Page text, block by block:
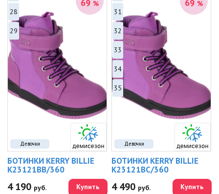
Девочки
69 %
28
29
БОТИНКИ KERRY BILLIE
K23121BB/360
4 190 руб. Купить
Девочки
69 %
31
32
33
34
35
БОТИНКИ KERRY BILLIE
K23121BC/360
4 490 руб. Купить